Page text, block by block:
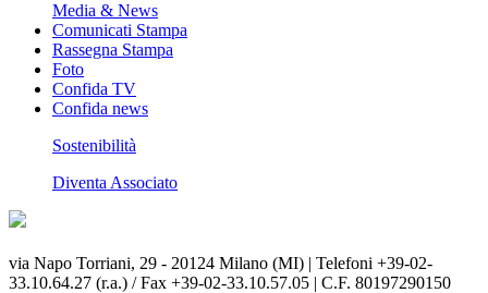
Media & News
Comunicati Stampa
Rassegna Stampa
Foto
Confida TV
Confida news
Sostenibilità
Diventa Associato
via Napo Torriani, 29 - 20124 Milano (MI) | Telefoni +39-02-
33.10.64.27 (r.a.) / Fax +39-02-33.10.57.05 | C.F. 80197290150